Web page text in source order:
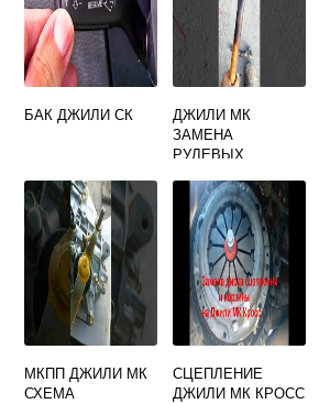
БАК ДЖИЛИ СК
ДЖИЛИ МК
ЗАМЕНА
РУЛЕВЫХ
МКПП ДЖИЛИ МК
СХЕМА
СЦЕПЛЕНИЕ
ДЖИЛИ МК КРОСС